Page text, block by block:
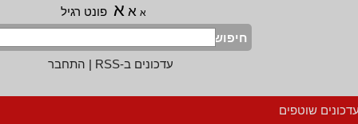
א א פונט רגיל
חיפוש
עדכונים ב-RSS
|התחבר
שוטפים